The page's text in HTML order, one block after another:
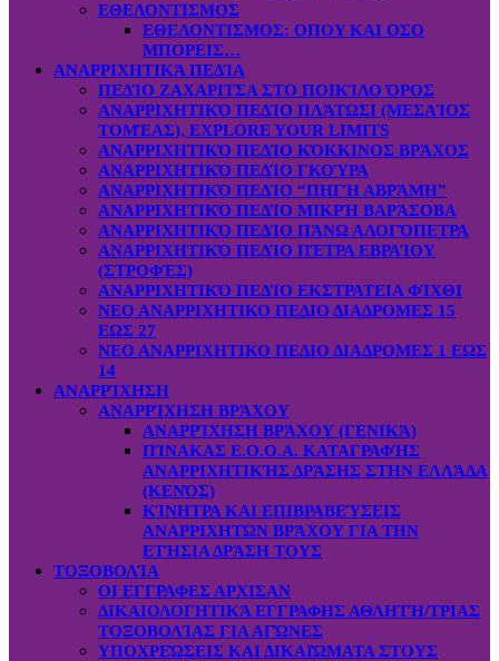
ΕΘΕΛΟΝΤΙΣΜΟΣ
ΕΘΕΛΟΝΤΙΣΜΟΣ: OΠOY KAI ΟΣΟ
ΜΠΟΡΕΙΣ…
ΑΝΑΡΡΙΧΗΤΙΚΆ ΠΕΔΊΑ
ΠΕΔΊΟ ΖΑΧΑΡΙΤΣΑ ΣΤΟ ΠΟΙΚΊΛΟ ΌΡΟΣ
ΑΝΑΡΡΙΧΗΤΙΚΌ ΠΕΔΊΟ ΠΛΆΤΩΣΙ (ΜΕΣΑΊΟΣ
ΤΟΜΈΑΣ), EXPLORE YOUR LIMITS
ΑΝΑΡΡΙΧΗΤΙΚΌ ΠΕΔΊΟ ΚΌΚΚΙΝΟΣ ΒΡΆΧΟΣ
ΑΝΑΡΡΙΧΗΤΙΚΌ ΠΕΔΊΟ ΓΚΟΎΡΑ
ΑΝΑΡΡΙΧΗΤΙΚΌ ΠΕΔΊΟ “ΠΗΓΉ ΑΒΡΆΜΗ”
ΑΝΑΡΡΙΧΗΤΙΚΌ ΠΕΔΊΟ ΜΙΚΡΉ ΒΑΡΆΣΟΒΑ
ΑΝΑΡΡΙΧΗΤΙΚΌ ΠΕΔΊΟ ΠΆΝΩ ΑΛΟΓΌΠΕΤΡΑ
ΑΝΑΡΡΙΧΗΤΙΚΌ ΠΕΔΊΟ ΠΈΤΡΑ ΕΒΡΑΊΟΥ
(ΣΤΡΟΦΈΣ)
ΑΝΑΡΡΙΧΗΤΙΚΌ ΠΕΔΊΟ ΕΚΣΤΡΑΤΕΙΑ ΦΊΧΘΙ
ΝΕΟ ΑΝΑΡΡΙΧΗΤΙΚΟ ΠΕΔΙΟ ΔΙΑΔΡΟΜΕΣ 15
ΕΩΣ 27
ΝΕΟ ΑΝΑΡΡΙΧΗΤΙΚΟ ΠΕΔΙΟ ΔΙΑΔΡΟΜΕΣ 1 ΕΩΣ
14
ΑΝΑΡΡΊΧΗΣΗ
ΑΝΑΡΡΊΧΗΣΗ ΒΡΆΧΟΥ
ΑΝΑΡΡΊΧΗΣΗ ΒΡΆΧΟΥ (ΓΕΝΙΚΆ)
ΠΊΝΑΚΑΣ Ε.Ο.Ο.Α. ΚΑΤΑΓΡΑΦΉΣ
ΑΝΑΡΡΙΧΗΤΙΚΉΣ ΔΡΆΣΗΣ ΣΤΗΝ ΕΛΛΆΔΑ
(ΚΕΝΌΣ)
ΚΊΝΗΤΡΑ ΚΑΙ ΕΠΙΒΡΑΒΕΎΣΕΙΣ
ΑΝΑΡΡΙΧΗΤΏΝ ΒΡΆΧΟΥ ΓΙΑ ΤΗΝ
ΕΤΉΣΙΑ ΔΡΆΣΗ ΤΟΥΣ
ΤΟΞΟΒΟΛΊΑ
ΟΙ ΕΓΓΡΑΦΕΣ ΑΡΧΙΣΑΝ
ΔΙΚΑΙΟΛΟΓΗΤΙΚΆ ΕΓΓΡΑΦΗΣ ΑΘΛΗΤΉ/ΤΡΙΑΣ
ΤΟΞΟΒΟΛΊΑΣ ΓΙΑ ΑΓΏΝΕΣ
ΥΠΟΧΡΕΏΣΕΙΣ ΚΑΙ ΔΙΚΑΙΏΜΑΤΑ ΣΤΟΥΣ